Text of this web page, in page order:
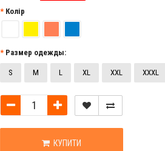
Колір
Размер одежды:
S M L XL XXL XXXL
КУПИТИ